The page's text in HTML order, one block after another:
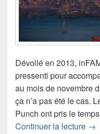
Dévoilé en 2013,
pressenti pour
au mois de novembre
ça n’a pas été le cas.
Punch ont pris le
Continuer la lecture →